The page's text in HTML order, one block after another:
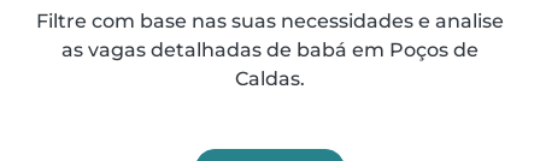
Filtre com base nas suas necessidades e analise
as vagas detalhadas de babá em Poços de
Caldas.